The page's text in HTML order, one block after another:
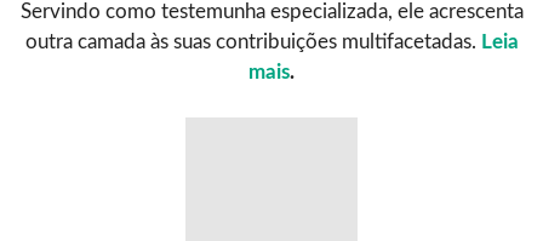
Servindo como testemunha especializada, ele acrescenta
outra camada às suas contribuições multifacetadas. Leia
mais.